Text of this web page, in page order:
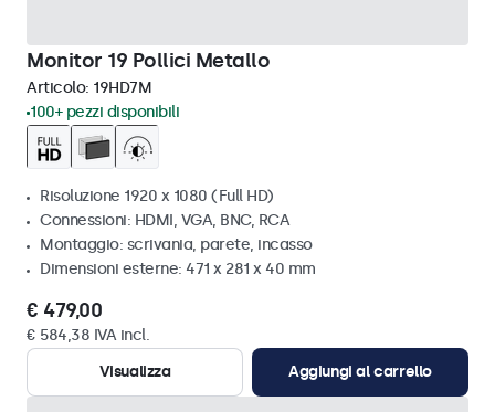
Monitor 19 Pollici Metallo
Articolo: 19HD7M
100+ pezzi disponibili
Risoluzione 1920 x 1080 (Full HD)
Connessioni: HDMI, VGA, BNC, RCA
Montaggio: scrivania, parete, incasso
Dimensioni esterne: 471 x 281 x 40 mm
€ 479,00
€ 584,38 IVA incl.
Visualizza
Aggiungi al carrello